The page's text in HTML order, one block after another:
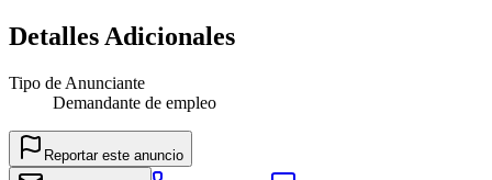
Detalles Adicionales
Tipo de Anunciante
Demandante de empleo
Reportar este anuncio